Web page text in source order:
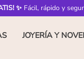
✨ Fácil, rápido y
JOYERÍA Y